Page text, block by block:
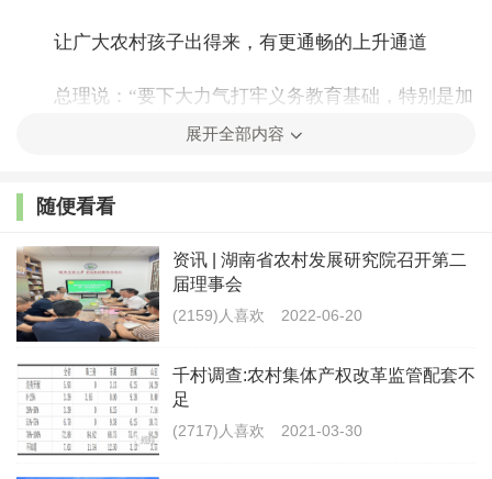
让广大农村孩子出得来，有更通畅的上升通道
总理说：“要下大力气打牢义务教育基础，特别是加
强农村义务教育薄弱环节，让广大农村孩子出得来，有
地制宜加强农村学校教室、宿舍、食堂等设施建设。改
善网络设施，促进优质教育资源开放共享。
排300亿元补助资金，重点支持中西部和东部部分困难地
区义务教育发展。省级要加大统筹力度，强化对欠发达
展开全部内容
随便看看
资讯 | 湖南省农村发展研究院召开第二
届理事会
(2159)人喜欢 2022-06-20
千村调查:农村集体产权改革监管配套不
足
(2717)人喜欢 2021-03-30